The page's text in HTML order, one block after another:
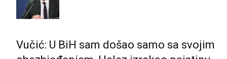
Vučić: U BiH sam došao samo sa svojim